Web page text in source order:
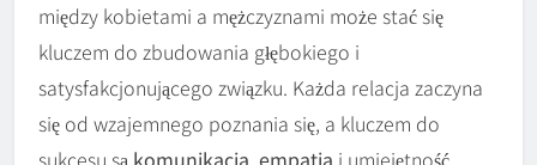
między kobietami a mężczyznami może stać się
kluczem do zbudowania głębokiego i
satysfakcjonującego związku. Każda relacja zaczyna
się od wzajemnego poznania się, a kluczem do